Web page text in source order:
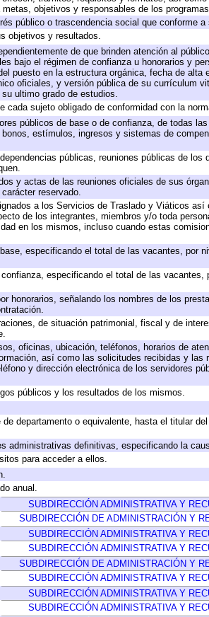
objetivos y responsables de los
público o trascendencia social que conforme
objetivos y resultados.
de que brinden atención al
bajo el régimen de confianza u honorarios y
puesto en la estructura orgánica, fecha de alta
oficiales, y versión pública de su currículum
ultimo grado de estudios.
sujeto obligado de conformidad con la
públicos de base o de confianza, de todas
estímulos, ingresos y sistemas de
públicas, reuniones públicas de los
y actas de las reuniones oficiales de sus
reservado.
a los Servicios de Traslado y Viáticos así
de los integrantes, miembros y/o toda
en los mismos, incluso cuando estas
especificando el total de las vacantes, por
especificando el total de las vacantes,
honorarios, señalando los nombres de los
de situación patrimonial, fiscal y de
oficinas, ubicación, teléfonos, horarios de
así como las solicitudes recibidas y las
y dirección electrónica de los servidores
públicos y los resultados de los mismos.
departamento o equivalente, hasta el titular
administrativas definitivas, especificando la
para acceder a ellos.
anual.
SUBDIRECCIÓN ADMINISTRATIVA Y
SUBDIRECCIÓN DE ADMINISTRACIÓN Y
SUBDIRECCIÓN ADMINISTRATIVA Y
SUBDIRECCIÓN ADMINISTRATIVA Y
SUBDIRECCIÓN DE ADMINISTRACIÓN Y
SUBDIRECCIÓN ADMINISTRATIVA Y
SUBDIRECCIÓN ADMINISTRATIVA Y
SUBDIRECCIÓN ADMINISTRATIVA Y